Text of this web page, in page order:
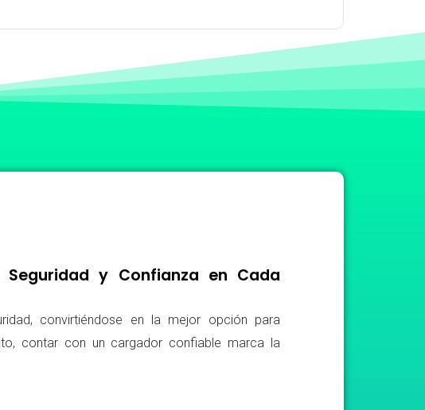
y Confianza en Cada
convirtiéndose en la mejor opción para
contar con un cargador confiable marca la